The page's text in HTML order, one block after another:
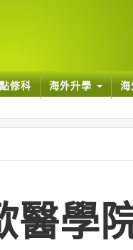
修科 海外升學
醫學